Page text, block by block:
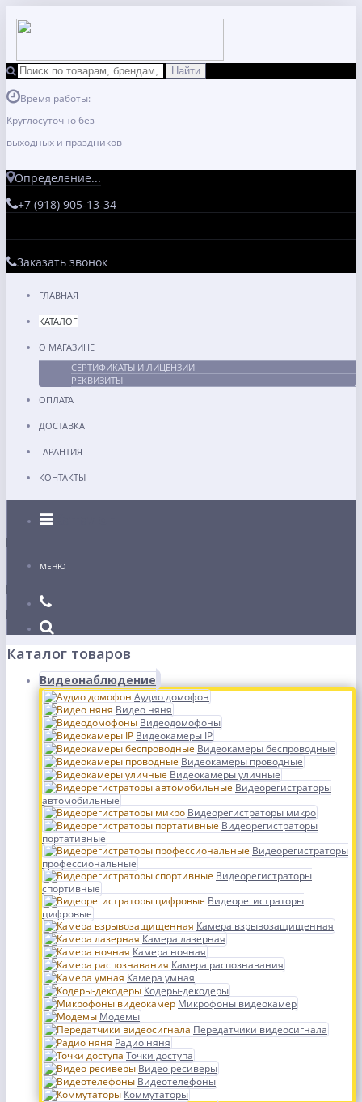
Время работы:
Круглосуточно без
выходных и праздников
Определение...
+7 (918) 905-13-34
Заказать звонок
ГЛАВНАЯ
КАТАЛОГ
О МАГАЗИНЕ
СЕРТИФИКАТЫ И ЛИЦЕНЗИИ
РЕКВИЗИТЫ
ОПЛАТА
ДОСТАВКА
ГАРАНТИЯ
КОНТАКТЫ
Каталог
МЕНЮ
Каталог товаров
Видеонаблюдение
Аудио домофон
Видео няня
Видеодомофоны
Видеокамеры IP
Видеокамеры беспроводные
Видеокамеры проводные
Видеокамеры уличные
Видеорегистраторы
автомобильные
Видеорегистраторы микро
Видеорегистраторы
портативные
Видеорегистраторы
профессиональные
Видеорегистраторы
спортивные
Видеорегистраторы
цифровые
Камера взрывозащищенная
Камера лазерная
Камера ночная
Камера распознавания
Камера умная
Кодеры-декодеры
Микрофоны видеокамер
Модемы
Передатчики видеосигнала
Радио няня
Точки доступа
Видео ресиверы
Видеотелефоны
Коммутаторы